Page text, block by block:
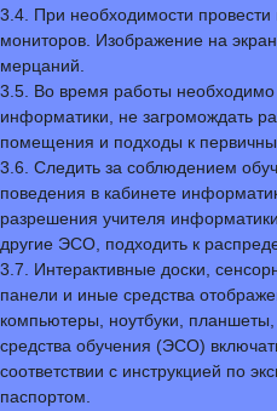
3.4. При необходимости
мониторов. Изображение на
мерцаний.
3.5. Во время работы необходимо
информатики, не загромождать
помещения и подходы к
3.6. Следить за соблюдением
поведения в кабинете
разрешения учителя
другие ЭСО, подходить к
3.7. Интерактивные доски,
панели и иные средства
компьютеры, ноутбуки,
средства обучения (ЭСО)
соответствии с инструкцией по
паспортом.